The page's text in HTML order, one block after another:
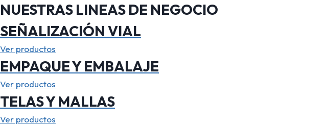
NUESTRAS LINEAS DE NEGOCIO
SEÑALIZACIÓN VIAL
Ver productos
EMPAQUE Y EMBALAJE
Ver productos
TELAS Y MALLAS
Ver productos